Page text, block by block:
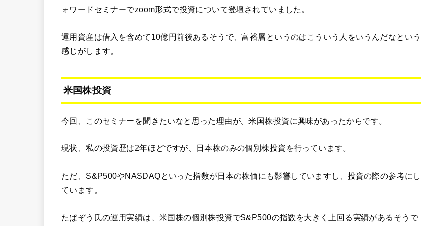
ォワードセミナーでzoom形式で投資について登壇されていました。
運用資産は借入を含めて10億円前後あるそうで、富裕層というのはこういう人をいうんだなという
感じがします。
米国株投資
今回、このセミナーを聞きたいなと思った理由が、米国株投資に興味があったからです。
現状、私の投資歴は2年ほどですが、日本株のみの個別株投資を行っています。
ただ、S&P500やNASDAQといった指数が日本の株価にも影響していますし、投資の際の参考にし
ています。
たぱぞう氏の運用実績は、米国株の個別株投資でS&P500の指数を大きく上回る実績があるそうで